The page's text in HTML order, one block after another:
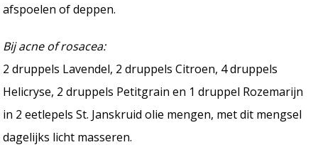
afspoelen of deppen.
Bij acne of rosacea:
2 druppels Lavendel, 2 druppels Citroen, 4 druppels
Helicryse, 2 druppels Petitgrain en 1 druppel Rozemarijn
in 2 eetlepels St. Janskruid olie mengen, met dit mengsel
dagelijks licht masseren.